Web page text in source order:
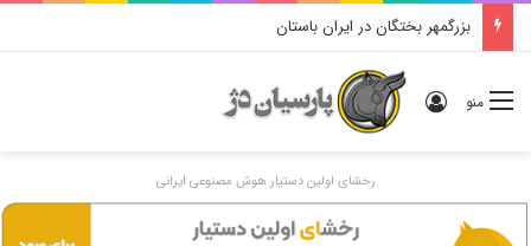
بزرگمهر بختگان در ایران باستان
منو ورود
رخشای اولین دستیار هوش مصنوعی ایرانی